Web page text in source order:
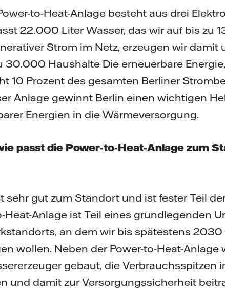
to-Heat-Anlage besteht aus drei
22.000 Liter Wasser, das wir auf bis zu
Strom im Netz, erzeugen wir
30.000 Haushalte Die erneuerbare
10 Prozent des gesamten Berliner
Anlage gewinnt Berlin einen wichtigen
Energien in die Wärmeversorgung.
passt die Power-to-Heat-Anlage zum
sehr gut zum Standort und ist fester Teil
Heat-Anlage ist Teil eines grundlegenden
an dem wir bis spätestens
wollen. Neben der Power-to-Heat-
gebaut, die Verbrauchsspitzen
und damit zur Versorgungssicherheit